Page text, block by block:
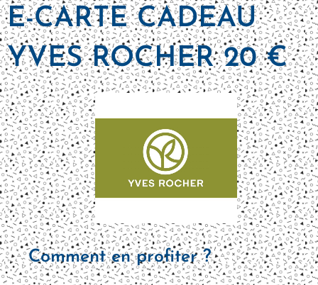
E-CARTE CADEAU
YVES ROCHER 20 €
Comment en profiter ?